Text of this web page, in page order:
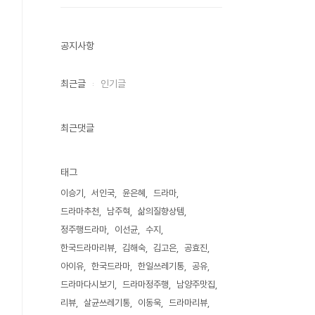
공지사항
최근글 인기글
최근댓글
태그
이승기 서인국 윤은혜
드라마
드라마추천
남주혁
삶의질향상템
정주행드라마
이선균
수지
한국드라마리뷰
김해숙 김고은
공효진
아이유
한국드라마 한일쓰레기통
공유
드라마다시보기
드라마정주행
남양주맛집
리뷰
살균쓰레기통 이동욱 드라마리뷰